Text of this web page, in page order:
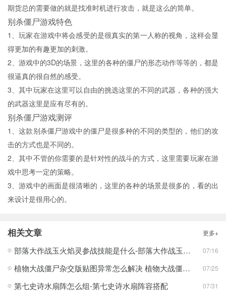
期货总的需要做的就是找准时机进行攻击，就是这么的简单。
别杀僵尸游戏特色
1、玩家在游戏中将会感受的是很真实的第一人称的视角，这样会显
得更加的有趣更加的刺激。
2、游戏中的3D的场景，这里的各种的僵尸的形态动作等等的，都是
很逼真的很自然的感受。
3、其中玩家在这里可以自由的挑选这里的不同的武器，各种的强大
的武器这里是应有尽有的。
别杀僵尸游戏测评
1、这款别杀僵尸游戏中的僵尸是很多种的不同的类型的，他们的攻
击的方式也是不同的。
2、其中不管的你需要的是针对性的战斗的方式，这里需要玩家在游
戏中思考一定的策略。
3、游戏中的画面是很清晰的，这里的各种的场景是很多的，看的出
来设计是很用心的。
相关文章 更多+
部落大作战玉火焰灵参战技能是什么-部落大作战玉火焰灵参战技能合集 07/16
植物大战僵尸杂交版贴图异常怎么解决 植物大战僵尸杂交版贴图异常教程 07/25
第七史诗水扇阵怎么组-第七史诗水扇阵容搭配 07/31